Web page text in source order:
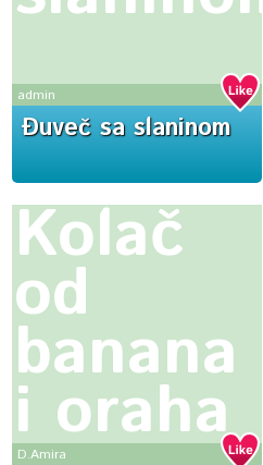
admin
Ðuveč sa slaninom
Kolač
od
banana
i oraha
D.Amira